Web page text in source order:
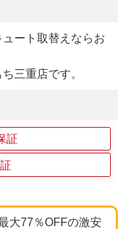
ート取替えならお
三重店です。
証
大77％OFFの激安